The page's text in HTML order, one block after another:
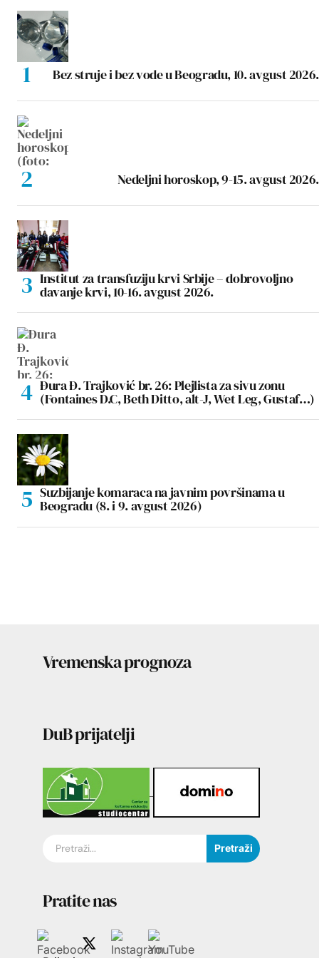
Bez struje i bez vode u Beogradu, 10. avgust 2026.
Nedeljni horoskop, 9-15. avgust 2026.
Institut za transfuziju krvi Srbije – dobrovoljno
davanje krvi, 10-16. avgust 2026.
Đura Đ. Trajković br. 26: Plejlista za sivu zonu
(Fontaines D.C, Beth Ditto, alt-J, Wet Leg, Gustaf…)
Suzbijanje komaraca na javnim površinama u
Beogradu (8. i 9. avgust 2026)
Vremenska prognoza
DuB prijatelji
Pretraži
Pratite nas